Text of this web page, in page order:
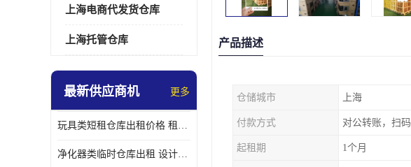
上海电商代发货仓库
上海托管仓库
最新供应商机 更多
玩具类短租仓库出租价格 租期灵活 智能电商配套
净化器类临时仓库出租 设计简单 电商仓储物流战略合作
产品描述
仓储城市 上海
付款方式 对公转账，扫
起租期 1个月